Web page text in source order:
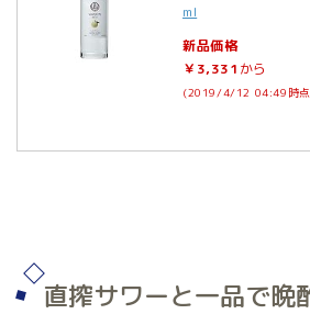
ml
新品価格
￥3,331 から
(2019/4/12 04:49時
直搾サワーと一品で晩